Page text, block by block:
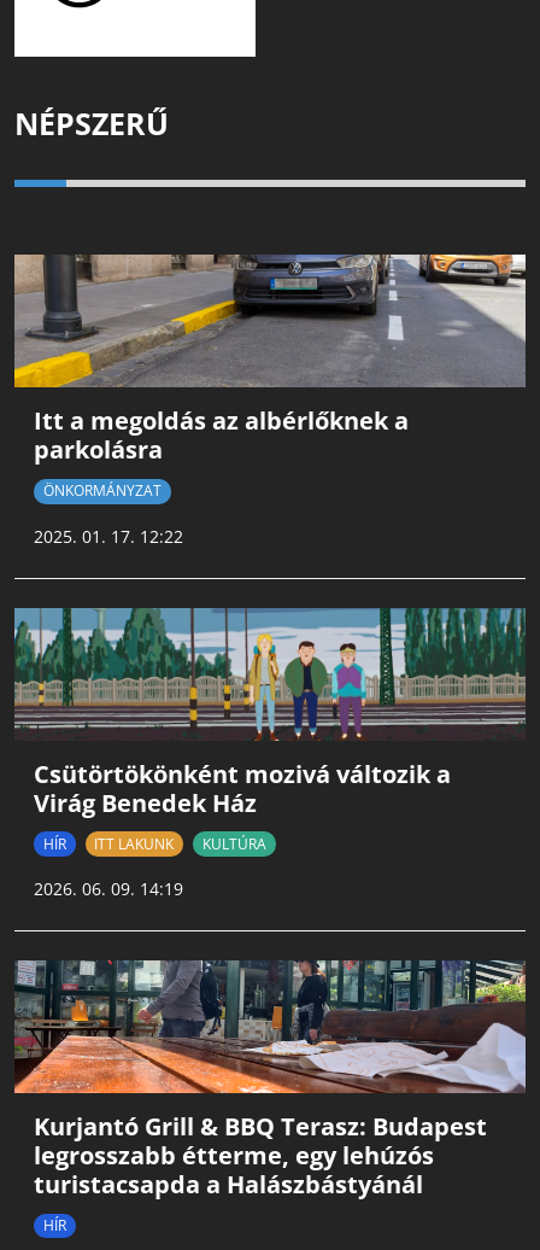
NÉPSZERŰ
Itt a megoldás az albérlőknek a
parkolásra
ÖNKORMÁNYZAT
2025. 01. 17. 12:22
Csütörtökönként mozivá változik a
Virág Benedek Ház
HÍR ITT LAKUNK KULTÚRA
2026. 06. 09. 14:19
Kurjantó Grill & BBQ Terasz: Budapest
legrosszabb étterme, egy lehúzós
turistacsapda a Halászbástyánál
HÍR